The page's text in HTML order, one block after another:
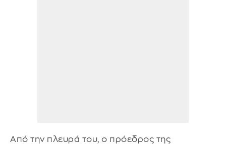
Από την πλευρά του, ο πρόεδρος της